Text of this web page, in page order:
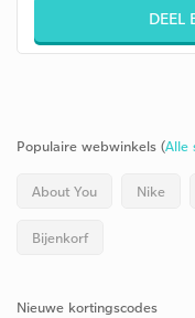
DEEL
Populaire webwinkels (Alle
About You Nike
Bijenkorf
Nieuwe kortingscodes